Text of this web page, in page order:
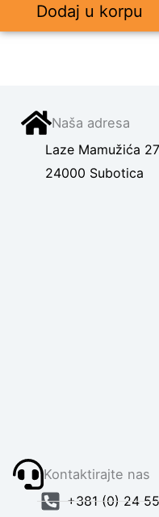
Dodaj u korpu
Naša adresa
Laze Mamužića 27
24000 Subotica
Kontaktirajte nas
+381 (0) 24